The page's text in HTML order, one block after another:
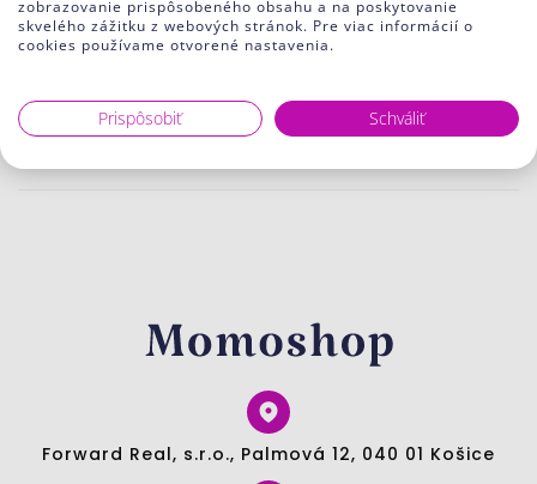
Rúško DETSKÉ Football
4.00 €
Detské rúško Spider man
Forward Real, s.r.o., Palmová 12, 040 01 Košice
zobrazovanie prispôsobeného obsahu a na poskytovanie
skvelého zážitku z webových stránok. Pre viac informácií o
cookies používame otvorené nastavenia.
Prispôsobiť Schváliť